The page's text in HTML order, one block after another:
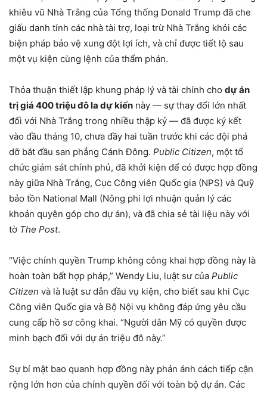
khiêu vũ Nhà Trắng của Tổng thống Donald Trump đã che
giấu danh tính các nhà tài trợ, loại trừ Nhà Trắng khỏi các
biện pháp bảo vệ xung đột lợi ích, và chỉ được tiết lộ sau
một vụ kiện cùng lệnh của thẩm phán.
Thỏa thuận thiết lập khung pháp lý và tài chính cho dự án
trị giá 400 triệu đô la dự kiến này — sự thay đổi lớn nhất
đối với Nhà Trắng trong nhiều thập kỷ — đã được ký kết
vào đầu tháng 10, chưa đầy hai tuần trước khi các đội phá
dỡ bắt đầu san phẳng Cánh Đông. Public Citizen, một tổ
chức giám sát chính phủ, đã khởi kiện để có được hợp đồng
này giữa Nhà Trắng, Cục Công viên Quốc gia (NPS) và Quỹ
bảo tồn National Mall (Nông phi lợi nhuận quản lý các
khoản quyên góp cho dự án), và đã chia sẻ tài liệu này với
tờ The Post.
“Việc chính quyền Trump không công khai hợp đồng này là
hoàn toàn bất hợp pháp,” Wendy Liu, luật sư của Public
Citizen và là luật sư dẫn đầu vụ kiện, cho biết sau khi Cục
Công viên Quốc gia và Bộ Nội vụ không đáp ứng yêu cầu
cung cấp hồ sơ công khai. “Người dân Mỹ có quyền được
minh bạch đối với dự án triệu đô này.”
Sự bí mật bao quanh hợp đồng này phản ánh cách tiếp cận
rộng lớn hơn của chính quyền đối với toàn bộ dự án. Các